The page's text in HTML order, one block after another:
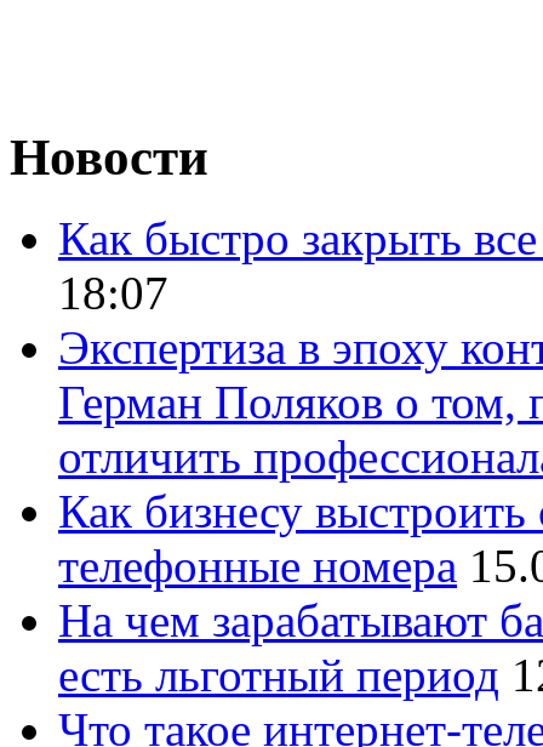
Новости
Как быстро закрыть
18:07
Экспертиза в эпоху
Герман Поляков о том,
отличить
Как бизнесу
телефонные номера
На чем зарабатывают
есть льготный период
Что такое интернет-